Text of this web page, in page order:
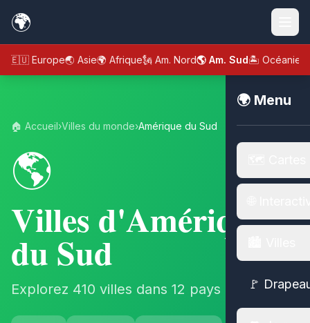
🌍
🇪🇺 Europe🌏 Asie🌍 Afrique🗽 Am. Nord🌎 Am. Sud🏝️ Océanie
🌍 Menu
🚩
🏠 Accueil›Villes du monde›Amérique du Sud
🌎
Villes d'Amérique
du Sud
Explorez 410 villes dans 12 pays